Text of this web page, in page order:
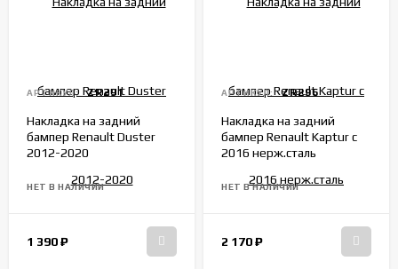
АРТИКУЛ: ZR291
Накладка на задний
бампер Renault Duster
2012-2020
НЕТ В НАЛИЧИИ
1 390₽
АРТИКУЛ: ZR296
Накладка на задний
бампер Renault Kaptur с
2016 нерж.сталь
НЕТ В НАЛИЧИИ
2 170₽